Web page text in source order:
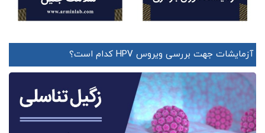
آزمایشات جهت بررسی ویروس HPV کدام است؟